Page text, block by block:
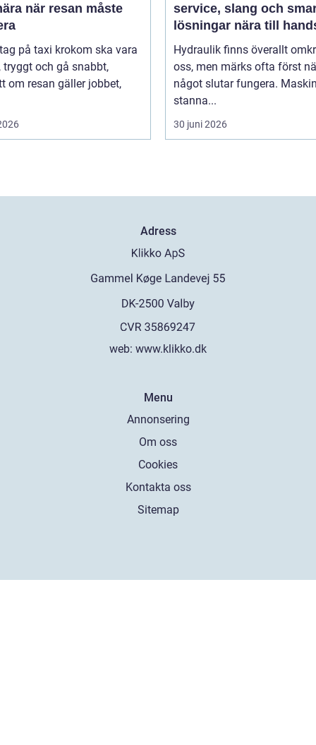
när resan måste
på taxi krokom ska vara
tryggt och gå snabbt,
om resan gäller jobbet,
service, slang och
lösningar nära till
Hydraulik finns överallt
oss, men märks ofta först
något slutar fungera.
stanna...
30 juni 2026
Adress
web: www.klikko.dk
Menu
Annonsering
Om oss
Cookies
Kontakta oss
Sitemap